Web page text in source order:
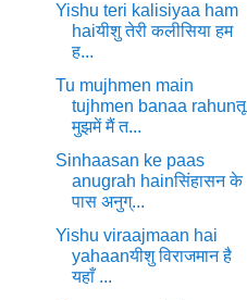
Yishu teri kalisiyaa ham
haiयीशु तेरी कलीसिया हम
ह...
Tu mujhmen main
tujhmen banaa rahunतू
मुझमें मैं त...
Sinhaasan ke paas
anugrah hainसिंहासन के
पास अनुग्...
Yishu viraajmaan hai
yahaanयीशु विराजमान है
यहाँ ...